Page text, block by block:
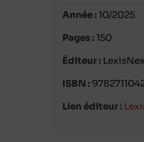
Année :10/2025
Pages :150
Éditeur :
ISBN :
Lien éditeur :